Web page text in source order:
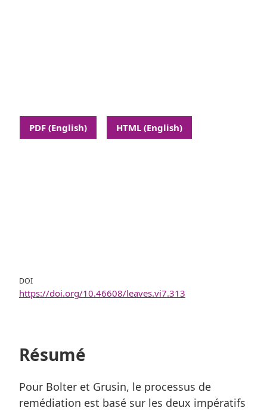
PDF (English) HTML (English)
DOI
https://doi.org/10.46608/leaves.vi7.313
Résumé
Pour Bolter et Grusin, le processus de
remédiation est basé sur les deux impératifs